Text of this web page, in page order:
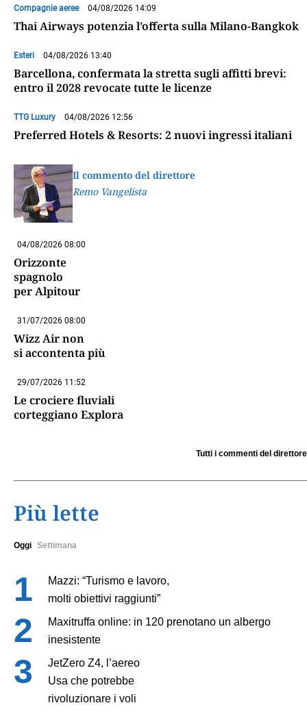
Compagnie aeree 04/08/2026 14:09
Thai Airways potenzia l’offerta sulla Milano-Bangkok
Esteri 04/08/2026 13:40
Barcellona, confermata la stretta sugli affitti brevi:
entro il 2028 revocate tutte le licenze
TTG Luxury 04/08/2026 12:56
Preferred Hotels & Resorts: 2 nuovi ingressi italiani
Il commento del direttore
Remo Vangelista
04/08/2026 08:00
Orizzonte
spagnolo
per Alpitour
31/07/2026 08:00
Wizz Air non
si accontenta più
29/07/2026 11:52
Le crociere fluviali
corteggiano Explora
Tutti i commenti del direttore
Più lette
Oggi Settimana
Mazzi: “Turismo e lavoro,
molti obiettivi raggiunti”
Maxitruffa online: in 120 prenotano un albergo
inesistente
JetZero Z4, l’aereo
Usa che potrebbe
rivoluzionare i voli